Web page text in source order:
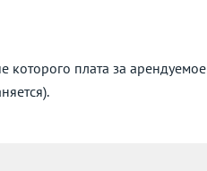
которого плата за арендуемое